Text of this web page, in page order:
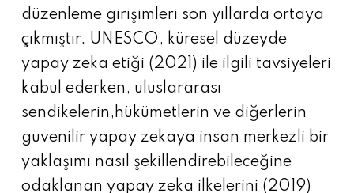
düzenleme girişimleri son yıllarda ortaya
çıkmıştır. UNESCO, küresel düzeyde
yapay zeka etiği (2021) ile ilgili tavsiyeleri
kabul ederken, uluslararası
sendikelerin,hükümetlerin ve diğerlerin
güvenilir yapay zekaya insan merkezli bir
yaklaşımı nasıl şekillendirebileceğine
odaklanan yapay zeka ilkelerini (2019)